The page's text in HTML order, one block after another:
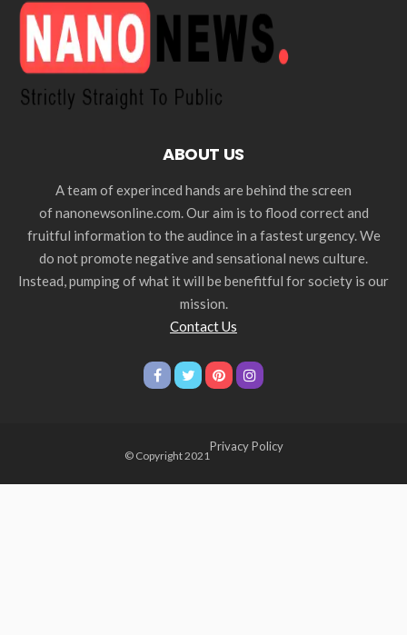
ABOUT US
A team of experinced hands are behind the screen
of nanonewsonline.com. Our aim is to flood correct and
fruitful information to the audince in a fastest urgency. We
do not promote negative and sensational news culture.
Instead, pumping of what it will be benefitful for society is our
mission.
Contact Us
© Copyright 2021
Privacy Policy